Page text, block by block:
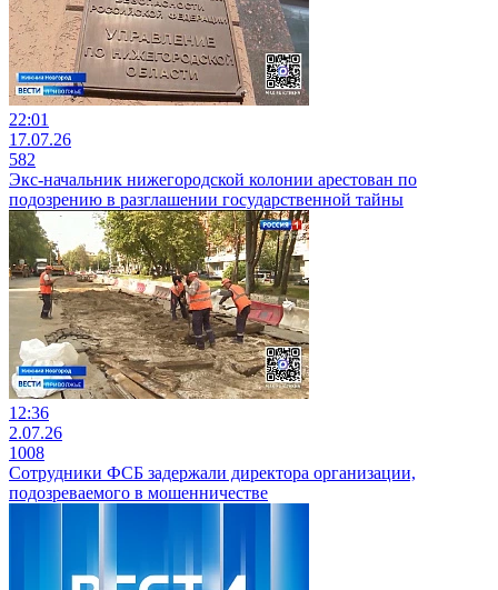
22:01
17.07.26
582
Экс-начальник нижегородской колонии арестован по
подозрению в разглашении государственной тайны
12:36
2.07.26
1008
Сотрудники ФСБ задержали директора организации,
подозреваемого в мошенничестве